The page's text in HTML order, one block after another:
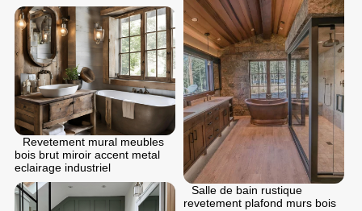
Salle de bain rustique
revetement plafond murs bois
Revetement mural meubles
bois brut miroir accent metal
eclairage industriel